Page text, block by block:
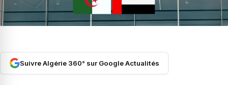
Suivre Algérie 360° sur Google Actualités